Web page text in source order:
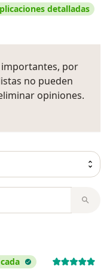
detalladas
importantes, por
no pueden
opiniones.